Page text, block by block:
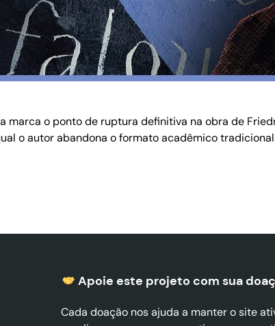
o ponto de ruptura definitiva na obra de
o autor abandona o formato acadêmico
Apoie este projeto com sua
Cada doação nos ajuda a manter o site